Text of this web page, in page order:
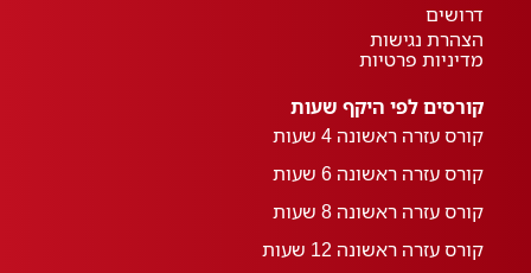
דרושים
הצהרת נגישות
מדיניות פרטיות
קורסים לפי היקף שעות
קורס עזרה ראשונה 4 שעות
קורס עזרה ראשונה 6 שעות
קורס עזרה ראשונה 8 שעות
קורס עזרה ראשונה 12 שעות